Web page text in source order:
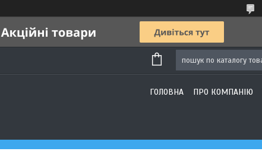
ГОЛОВНА ПРО КОМПАНІЮ